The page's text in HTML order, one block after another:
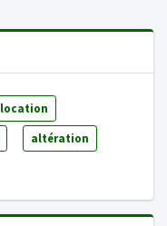
location
altération